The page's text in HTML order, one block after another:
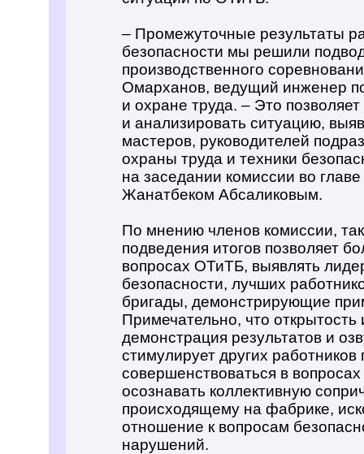
– Промежуточные результаты
безопасности мы решили
производственного
Омарханов, ведущий инженер
и охране труда. – Это
и анализировать ситуацию,
мастеров, руководителей
охраны труда и техники
на заседании комиссии во
Жанатбеком Абсаликовым.
По мнению членов комиссии,
подведения итогов позволяет
вопросах ОТиТБ, выявлять
безопасности, лучших
бригады, демонстрирующие
Примечательно, что открытость
демонстрация результатов и
стимулирует других работников
совершенствоваться в
осознавать коллективную
происходящему на фабрике,
отношение к вопросам
нарушений.